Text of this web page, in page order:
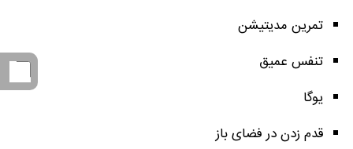
تمرین مدیتیشن
تنفس عمیق
یوگا
قدم زدن در فضای باز